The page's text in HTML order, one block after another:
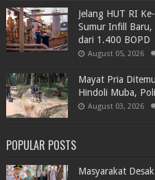
Jelang HUT RI
Sumur Infill Baru,
dari 1.400 BOPD
August 05, 2026
Mayat Pria
Hindoli Muba,
August 03, 2026
POPULAR POSTS
Masyarakat